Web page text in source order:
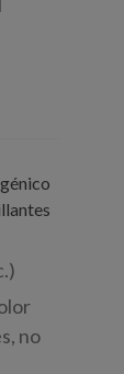
no